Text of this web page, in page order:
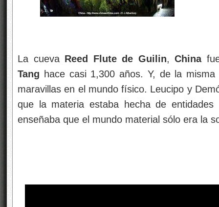
La cueva Reed Flute de Guilin,China
Tang hace casi 1,300 años. Y, de la
maravillas en el mundo físico. Leucipo y
que la materia estaba hecha de entidades
enseñaba que el mundo material sólo era la